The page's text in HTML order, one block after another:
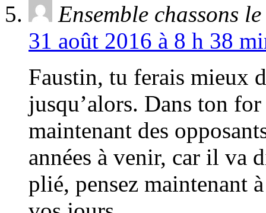
Ensemble chassons
31 août 2016 à 8 h 38
Faustin, tu ferais mieux
jusqu’alors. Dans ton
maintenant des
années à venir, car il va
plié, pensez maintenant